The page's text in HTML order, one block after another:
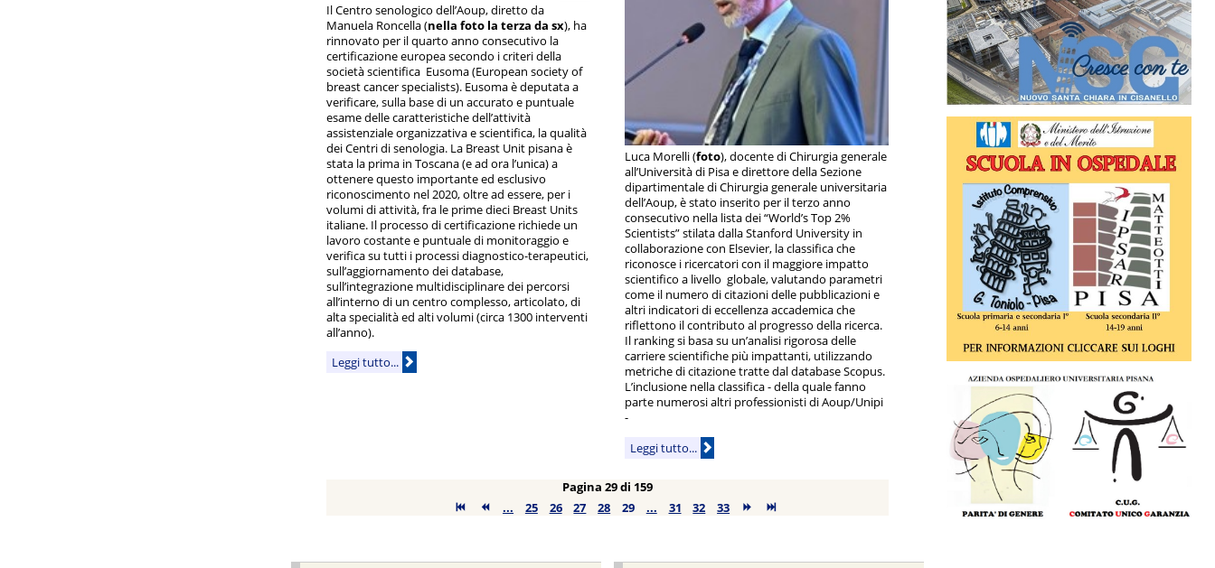
Il Centro senologico dell’Aoup, diretto da
Manuela Roncella (nella foto la terza da sx), ha
rinnovato per il quarto anno consecutivo la
certificazione europea secondo i criteri della
società scientifica Eusoma (European society of
breast cancer specialists). Eusoma è deputata a
verificare, sulla base di un accurato e puntuale
esame delle caratteristiche dell’attività
assistenziale organizzativa e scientifica, la qualità
dei Centri di senologia. La Breast Unit pisana è
stata la prima in Toscana (e ad ora l’unica) a
ottenere questo importante ed esclusivo
riconoscimento nel 2020, oltre ad essere, per i
volumi di attività, fra le prime dieci Breast Units
italiane. Il processo di certificazione richiede un
lavoro costante e puntuale di monitoraggio e
verifica su tutti i processi diagnostico-terapeutici,
sull’aggiornamento dei database,
sull’integrazione multidisciplinare dei percorsi
all’interno di un centro complesso, articolato, di
alta specialità ed alti volumi (circa 1300 interventi
all’anno).
Leggi tutto...
Luca Morelli (foto), docente di Chirurgia generale
all’Università di Pisa e direttore della Sezione
dipartimentale di Chirurgia generale universitaria
dell’Aoup, è stato inserito per il terzo anno
consecutivo nella lista dei “World’s Top 2%
Scientists” stilata dalla Stanford University in
collaborazione con Elsevier, la classifica che
riconosce i ricercatori con il maggiore impatto
scientifico a livello globale, valutando parametri
come il numero di citazioni delle pubblicazioni e
altri indicatori di eccellenza accademica che
riflettono il contributo al progresso della ricerca.
Il ranking si basa su un’analisi rigorosa delle
carriere scientifiche più impattanti, utilizzando
metriche di citazione tratte dal database Scopus.
L’inclusione nella classifica - della quale fanno
parte numerosi altri professionisti di Aoup/Unipi
-
Leggi tutto...
Pagina 29 di 159
...
25 26 27 28 29 ... 31 32 33